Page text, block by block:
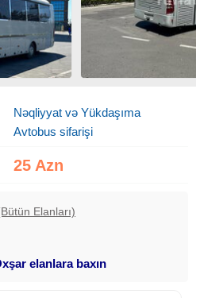
Nəqliyyat və Yükdaşıma
Avtobus sifarişi
25 Azn
Elanları)
elanlara baxın